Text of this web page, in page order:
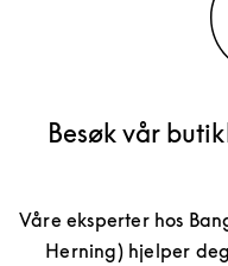
Besøk vår
Våre eksperter hos
Herning) hjelper